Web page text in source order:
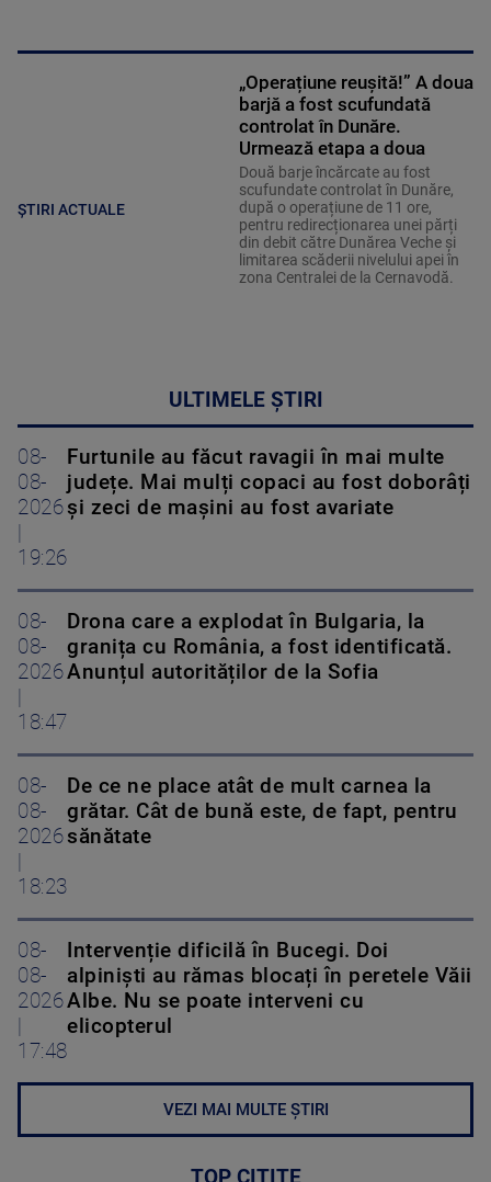
ȘTIRI ACTUALE
„Operațiune reușită!” A doua
barjă a fost scufundată
controlat în Dunăre.
Urmează etapa a doua
Două barje încărcate au fost
scufundate controlat în Dunăre,
după o operațiune de 11 ore,
pentru redirecționarea unei părți
din debit către Dunărea Veche și
limitarea scăderii nivelului apei în
zona Centralei de la Cernavodă.
ULTIMELE ȘTIRI
08-
08-
2026
19:26
Furtunile au făcut ravagii în mai multe
județe. Mai mulți copaci au fost doborâți
și zeci de mașini au fost avariate
08-
08-
2026
18:47
Drona care a explodat în Bulgaria, la
granița cu România, a fost identificată.
Anunțul autorităților de la Sofia
08-
08-
2026
18:23
De ce ne place atât de mult carnea la
grătar. Cât de bună este, de fapt, pentru
sănătate
08-
08-
2026
17:48
Intervenție dificilă în Bucegi. Doi
alpiniști au rămas blocați în peretele Văii
Albe. Nu se poate interveni cu
elicopterul
VEZI MAI MULTE ȘTIRI